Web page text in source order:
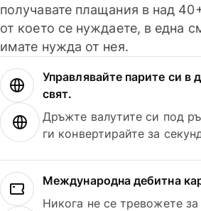
получавате плащания в над
от което се нуждаете, в една
имате нужда от нея.
Управлявайте парите си в
свят.
Дръжте валутите си под
ги конвертирайте за
Международна дебитна
Никога не се тревожете